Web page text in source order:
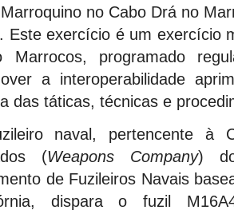
no Cabo Drá no
Este exercício é um exercício
Marrocos, programado
a interoperabilidade
das táticas, técnicas e
naval, pertencente à
(Weapons Company)
de Fuzileiros Navais
dispara o fuzil